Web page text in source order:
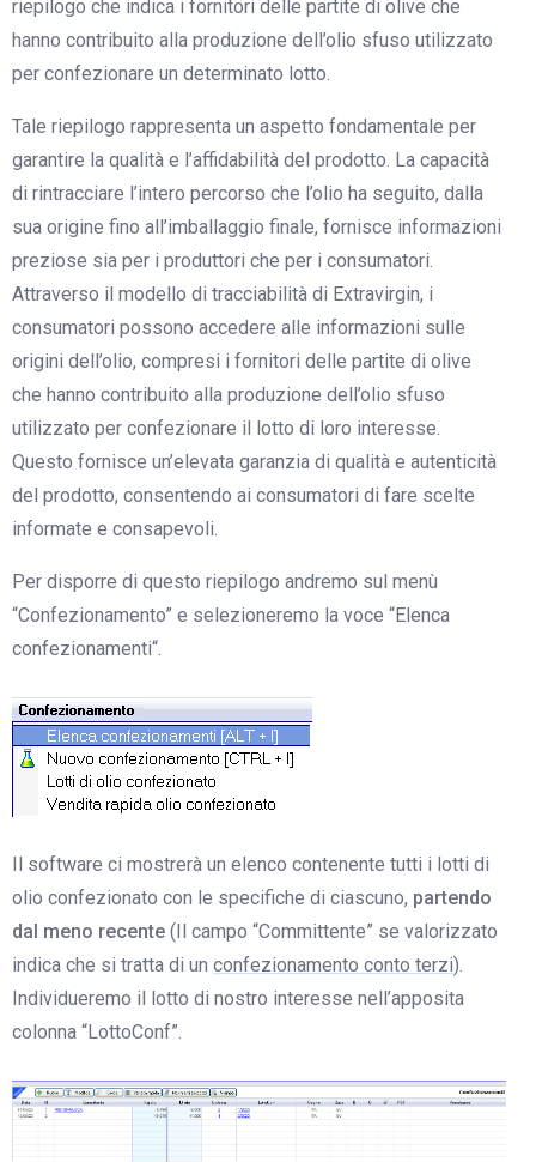
riepilogo che indica i fornitori delle partite di olive che
hanno contribuito alla produzione dell’olio sfuso utilizzato
per confezionare un determinato lotto.
Tale riepilogo rappresenta un aspetto fondamentale per
garantire la qualità e l’affidabilità del prodotto. La capacità
di rintracciare l’intero percorso che l’olio ha seguito, dalla
sua origine fino all’imballaggio finale, fornisce informazioni
preziose sia per i produttori che per i consumatori.
Attraverso il modello di tracciabilità di Extravirgin, i
consumatori possono accedere alle informazioni sulle
origini dell’olio, compresi i fornitori delle partite di olive
che hanno contribuito alla produzione dell’olio sfuso
utilizzato per confezionare il lotto di loro interesse.
Questo fornisce un’elevata garanzia di qualità e autenticità
del prodotto, consentendo ai consumatori di fare scelte
informate e consapevoli.
Per disporre di questo riepilogo andremo sul menù
“Confezionamento” e selezioneremo la voce “Elenca
confezionamenti“.
Il software ci mostrerà un elenco contenente tutti i lotti di
olio confezionato con le specifiche di ciascuno, partendo
dal meno recente (Il campo “Committente” se valorizzato
indica che si tratta di un confezionamento conto terzi).
Individueremo il lotto di nostro interesse nell’apposita
colonna “LottoConf”.